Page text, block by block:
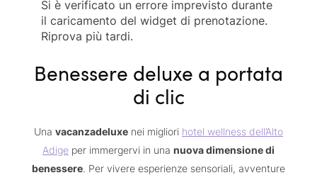
Si è verificato un errore imprevisto durante
il caricamento del widget di prenotazione.
Riprova più tardi.
Benessere deluxe a portata
di clic
Una vacanzadeluxe nei migliori hotel wellness dell’Alto
Adige per immergervi in una nuova dimensione di
benessere. Per vivere esperienze sensoriali, avventure